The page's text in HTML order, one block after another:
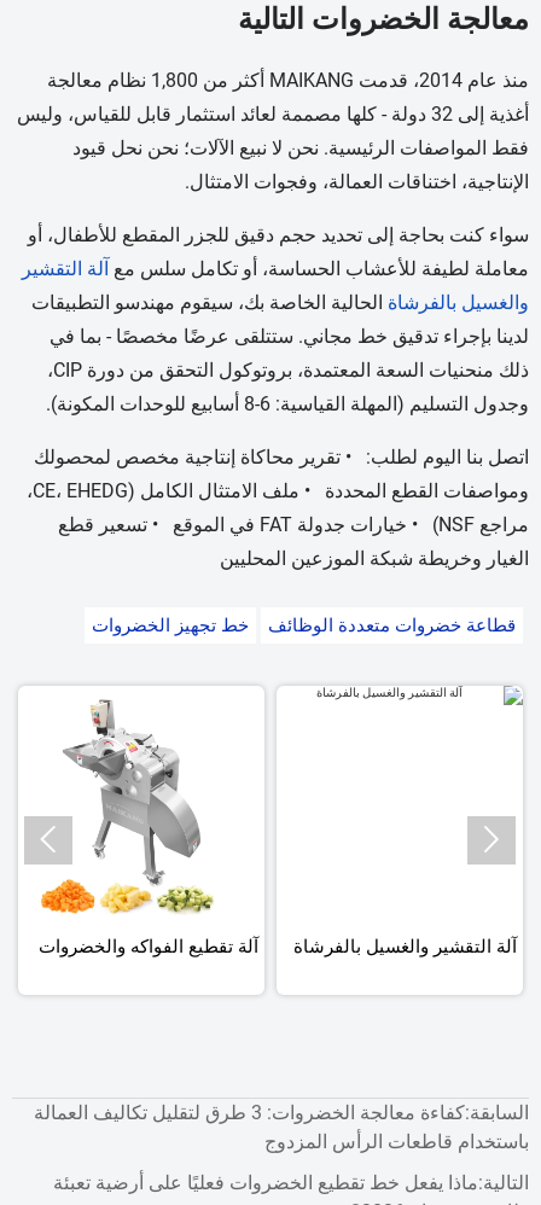
معالجة الخضروات التالية
منذ عام 2014، قدمت MAIKANG أكثر من 1,800 نظام معالجة
أغذية إلى 32 دولة - كلها مصممة لعائد استثمار قابل للقياس، وليس
فقط المواصفات الرئيسية. نحن لا نبيع الآلات؛ نحن نحل قيود
الإنتاجية، اختناقات العمالة، وفجوات الامتثال.
سواء كنت بحاجة إلى تحديد حجم دقيق للجزر المقطع للأطفال، أو
معاملة لطيفة للأعشاب الحساسة، أو تكامل سلس مع آلة التقشير
والغسيل بالفرشاة الحالية الخاصة بك، سيقوم مهندسو التطبيقات
لدينا بإجراء تدقيق خط مجاني. ستتلقى عرضًا مخصصًا - بما في
ذلك منحنيات السعة المعتمدة، بروتوكول التحقق من دورة CIP،
وجدول التسليم (المهلة القياسية: 6-8 أسابيع للوحدات المكونة).
اتصل بنا اليوم لطلب: • تقرير محاكاة إنتاجية مخصص لمحصولك
ومواصفات القطع المحددة • ملف الامتثال الكامل (CE، EHEDG،
مراجع NSF) • خيارات جدولة FAT في الموقع • تسعير قطع
الغيار وخريطة شبكة الموزعين المحليين
قطاعة خضروات متعددة الوظائف خط تجهيز الخضروات
آلة تقطيع الفواكه والخضروات آلة التقشير والغسيل بالفرشاة
 
السابقة:
كفاءة معالجة الخضروات: 3 طرق لتقليل تكاليف العمالة
باستخدام قاطعات الرأس المزدوج
التالية:ماذا يفعل خط تقطيع الخضروات فعليًا على أرضية تعبئة